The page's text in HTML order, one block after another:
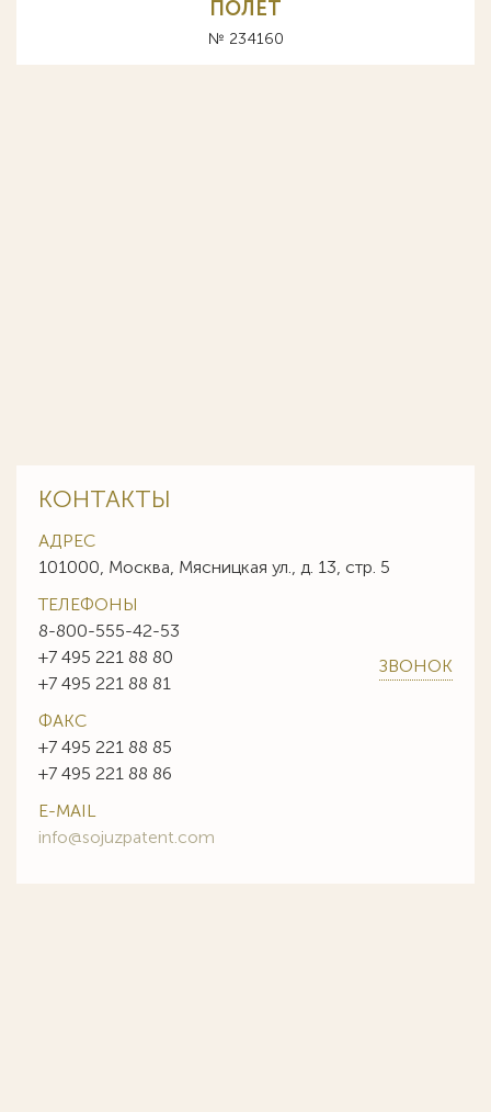
ПОЛЁТ
№ 234160
КОНТАКТЫ
АДРЕС
101000, Москва, Мясницкая ул., д. 13, стр. 5
ТЕЛЕФОНЫ
8-800-555-42-53
+7 495 221 88 80
+7 495 221 88 81
ЗВОНОК
ФАКС
+7 495 221 88 85
+7 495 221 88 86
E-MAIL
info@sojuzpatent.com